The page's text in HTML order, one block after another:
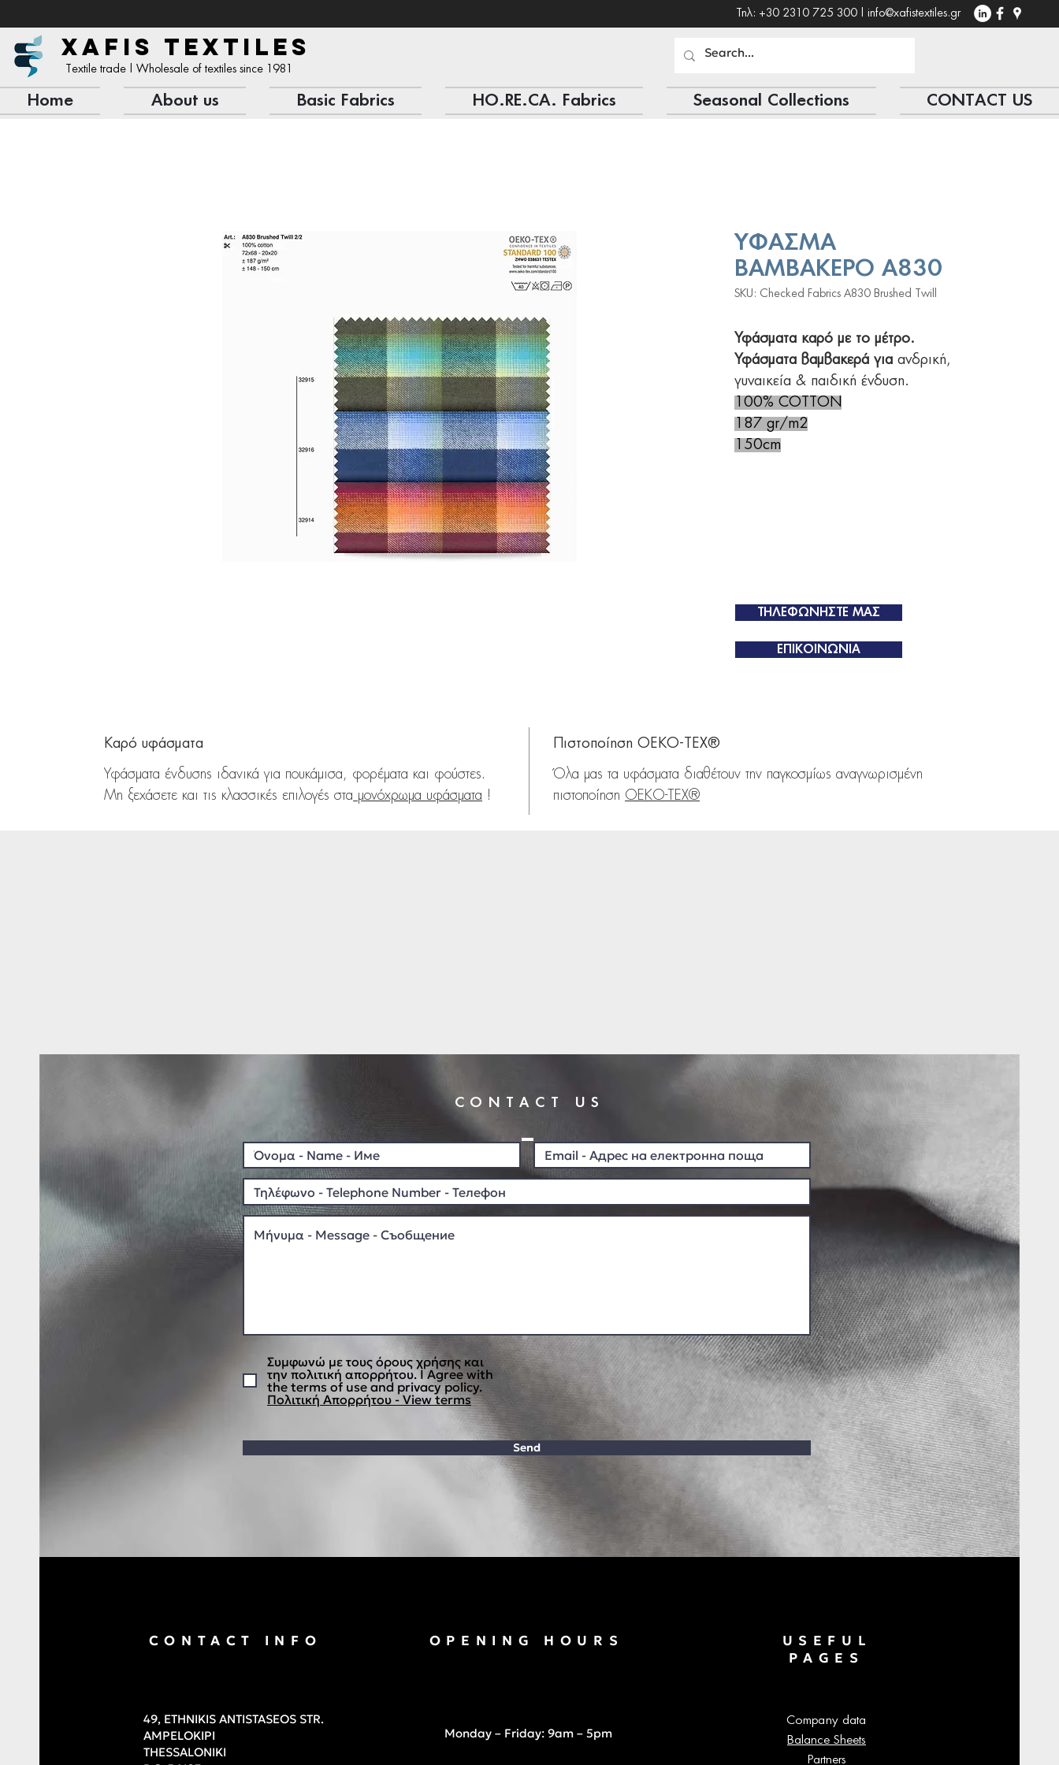
Τηλ: +30 2310 725 300 | info@xafistextiles.gr
XAFIS TEXTILES
Textile trade | Wholesale of textiles since 1981
Home About us Basic Fabrics HO.RE.CA. Fabrics Seasonal Collections CONTACT US
ΥΦΑΣΜΑ
ΒΑΜΒΑΚΕΡΟ A830
SKU: Checked Fabrics A830 Brushed Twill
Υφάσματα καρό με το μέτρο.
Υφάσματα βαμβακερά για ανδρική,
γυναικεία & παιδική ένδυση.
100% COTTON
187 gr/m2
150cm
Καρό υφάσματα
Υφάσματα ένδυσης ιδανικά για πουκάμισα, φορέματα και φούστες.
Μη ξεχάσετε και τις κλασσικές επιλογές στα μονόχρωμα υφάσματα !
Πιστοποίηση OEKO-TEX®
Όλα μας τα υφάσματα διαθέτουν την παγκοσμίως αναγνωρισμένη
πιστοποίηση OEKO-TEX®
ΕΠΙΚΟΙΝΩΝΙΑ
ΤΗΛΕΦΩΝΗΣΤΕ ΜΑΣ
CONTACT US
Συμφωνώ με τους όρους χρήσης και
την πολιτική απορρήτου. I Agree with
the terms of use and privacy policy.
Πολιτική Απορρήτου - View terms
Send
CONTACT INFO
49, ETHNIKIS ANTISTASEOS STR.
AMPELOKIPI
THESSALONIKI
OPENING HOURS
Monday – Friday: 9am – 5pm
USEFUL
PAGES
Company data
Balance Sheets
Partners